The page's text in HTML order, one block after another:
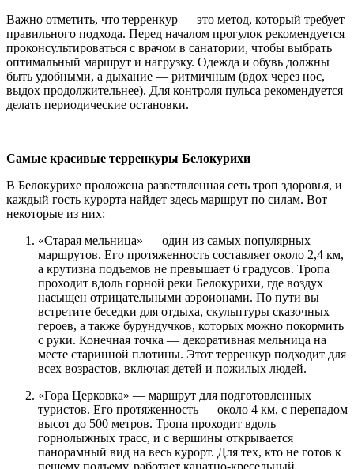
Важно отметить, что терренкур — это метод, который требует
правильного подхода. Перед началом прогулок рекомендуется
проконсультироваться с врачом в санатории, чтобы выбрать
оптимальный маршрут и нагрузку. Одежда и обувь должны
быть удобными, а дыхание — ритмичным (вдох через нос,
выдох продолжительнее). Для контроля пульса рекомендуется
делать периодические остановки.
Самые красивые терренкуры Белокурихи
В Белокурихе проложена разветвленная сеть троп здоровья, и
каждый гость курорта найдет здесь маршрут по силам. Вот
некоторые из них:
«Старая мельница» — один из самых популярных
маршрутов. Его протяженность составляет около 2,4 км,
а крутизна подъемов не превышает 6 градусов. Тропа
проходит вдоль горной реки Белокурихи, где воздух
насыщен отрицательными аэроионами. По пути вы
встретите беседки для отдыха, скульптуры сказочных
героев, а также бурундучков, которых можно покормить
с руки. Конечная точка — декоративная мельница на
месте старинной плотины. Этот терренкур подходит для
всех возрастов, включая детей и пожилых людей.
«Гора Церковка» — маршрут для подготовленных
туристов. Его протяженность — около 4 км, с перепадом
высот до 500 метров. Тропа проходит вдоль
горнолыжных трасс, и с вершины открывается
панорамный вид на весь курорт. Для тех, кто не готов к
пешему подъему, работает канатно-кресельный